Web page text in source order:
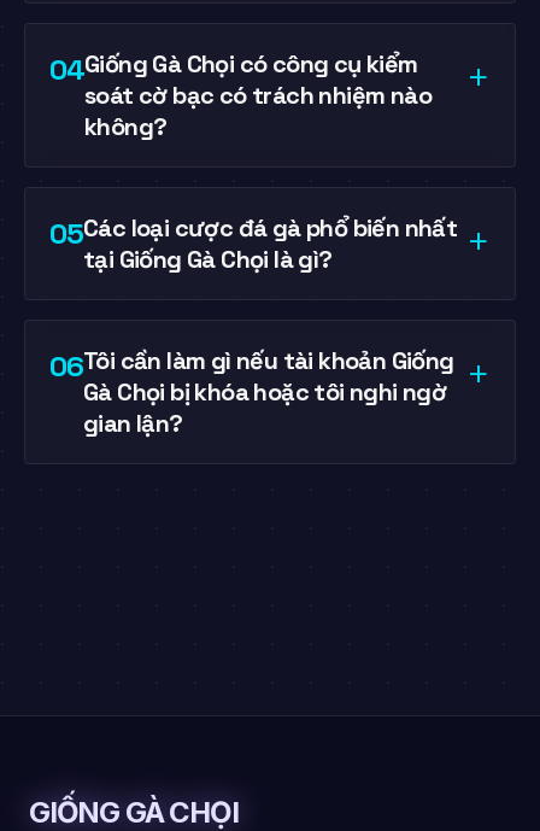
04Giống Gà Chọi có công cụ kiểm
soát cờ bạc có trách nhiệm nào
không?
+
05Các loại cược đá gà phổ biến nhất
tại Giống Gà Chọi là gì?
+
06Tôi cần làm gì nếu tài khoản Giống
Gà Chọi bị khóa hoặc tôi nghi ngờ
gian lận?
+
GIỐNG GÀ CHỌI